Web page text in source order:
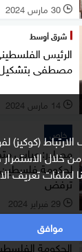
(كوكيز)
خلال
تعريف
موافق
l 30 مارس 2024
شرق أوسط
الرئيس
مصطفى
l 14 مارس 2024
خاص
مصادر: عباس
لحكومة
ترفض
l 29 فبراير 2024
شرق أوسط
الحكومة